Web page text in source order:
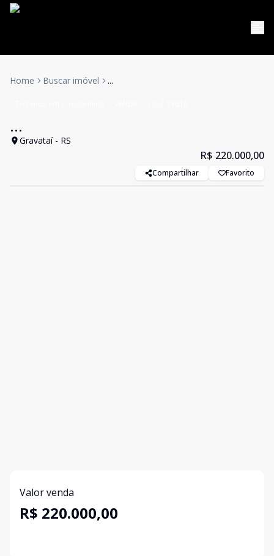
Home Buscar imóvel ...
...
Gravataí - RS
R$ 220.000,00
Compartilhar Favorito
Valor venda
R$ 220.000,00